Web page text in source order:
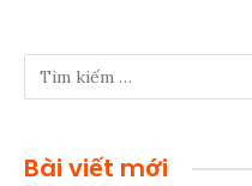
Bài viết mới